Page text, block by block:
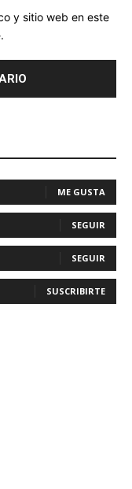
y sitio web en este
ME GUSTA
SEGUIR
SEGUIR
SUSCRIBIRTE